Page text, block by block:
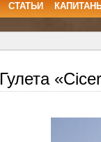
СТАТЬИ
Гулета